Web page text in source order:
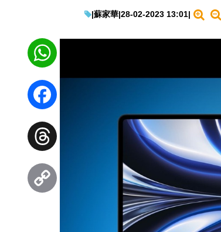
|蘇家華|28-02-2023 13:01|
WhatsApp
Facebook
Threads